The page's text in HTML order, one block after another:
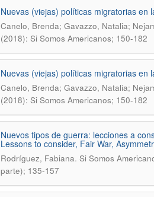
Nuevas (viejas) políticas migratorias en
Canelo, Brenda; Gavazzo, Natalia;
(2018): Si Somos Americanos; 150-182
Nuevas (viejas) políticas migratorias en
Canelo, Brenda; Gavazzo, Natalia;
(2018): Si Somos Americanos; 150-182
Nuevos tipos de guerra: lecciones a
Lessons to consider, Fair War,
Rodríguez, Fabiana. Si Somos
parte); 135-157